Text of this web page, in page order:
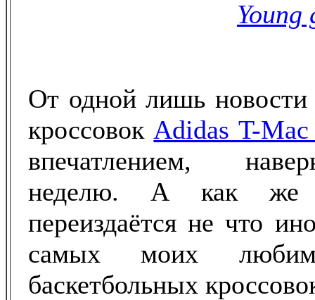
Young
От одной лишь новости
кроссовок Adidas T-
впечатлением,
неделю. А как же
переиздаётся не что
самых моих
баскетбольных